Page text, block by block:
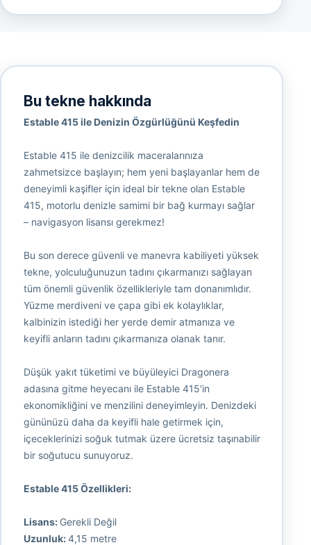
Bu tekne hakkında
Estable 415 ile Denizin Özgürlüğünü Keşfedin
Estable 415 ile denizcilik maceralarınıza
zahmetsizce başlayın; hem yeni başlayanlar hem de
deneyimli kaşifler için ideal bir tekne olan Estable
415, motorlu denizle samimi bir bağ kurmayı sağlar
– navigasyon lisansı gerekmez!
Bu son derece güvenli ve manevra kabiliyeti yüksek
tekne, yolculuğunuzun tadını çıkarmanızı sağlayan
tüm önemli güvenlik özellikleriyle tam donanımlıdır.
Yüzme merdiveni ve çapa gibi ek kolaylıklar,
kalbinizin istediği her yerde demir atmanıza ve
keyifli anların tadını çıkarmanıza olanak tanır.
Düşük yakıt tüketimi ve büyüleyici Dragonera
adasına gitme heyecanı ile Estable 415'in
ekonomikliğini ve menzilini deneyimleyin. Denizdeki
gününüzü daha da keyifli hale getirmek için,
içeceklerinizi soğuk tutmak üzere ücretsiz taşınabilir
bir soğutucu sunuyoruz.
Estable 415 Özellikleri:
Lisans: Gerekli Değil
Uzunluk:4,15 metre